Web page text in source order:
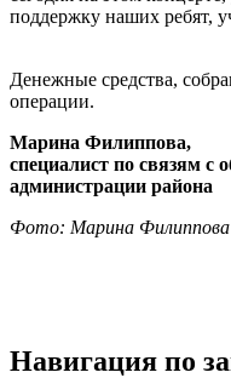
поддержку наших ребят,
Денежные средства,
операции.
Марина Филиппова,
специалист по связям с
администрации района
Фото: Марина Филиппова
Навигация по